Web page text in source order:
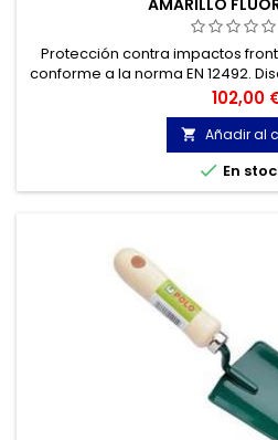
Protección contra impactos
conforme a la norma EN 12492.
aire que maximizan el
Precio
102,00
 Añadir al
 En